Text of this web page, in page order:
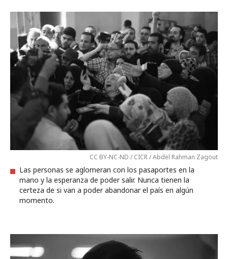
CC BY-NC-ND / CICR / Abdel Rahman Zagout
Las personas se aglomeran con los pasaportes en la
mano y la esperanza de poder salir. Nunca tienen la
certeza de si van a poder abandonar el país en algún
momento.